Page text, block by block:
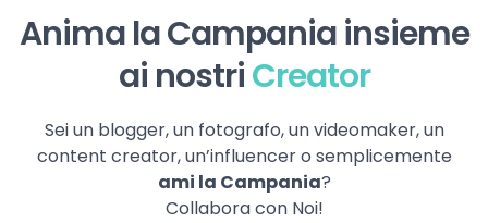
Anima la Campania insieme
ai nostriCreator
Sei un blogger, un fotografo, un videomaker, un
content creator, un’influencer o semplicemente
ami la Campania?
Collabora con Noi!